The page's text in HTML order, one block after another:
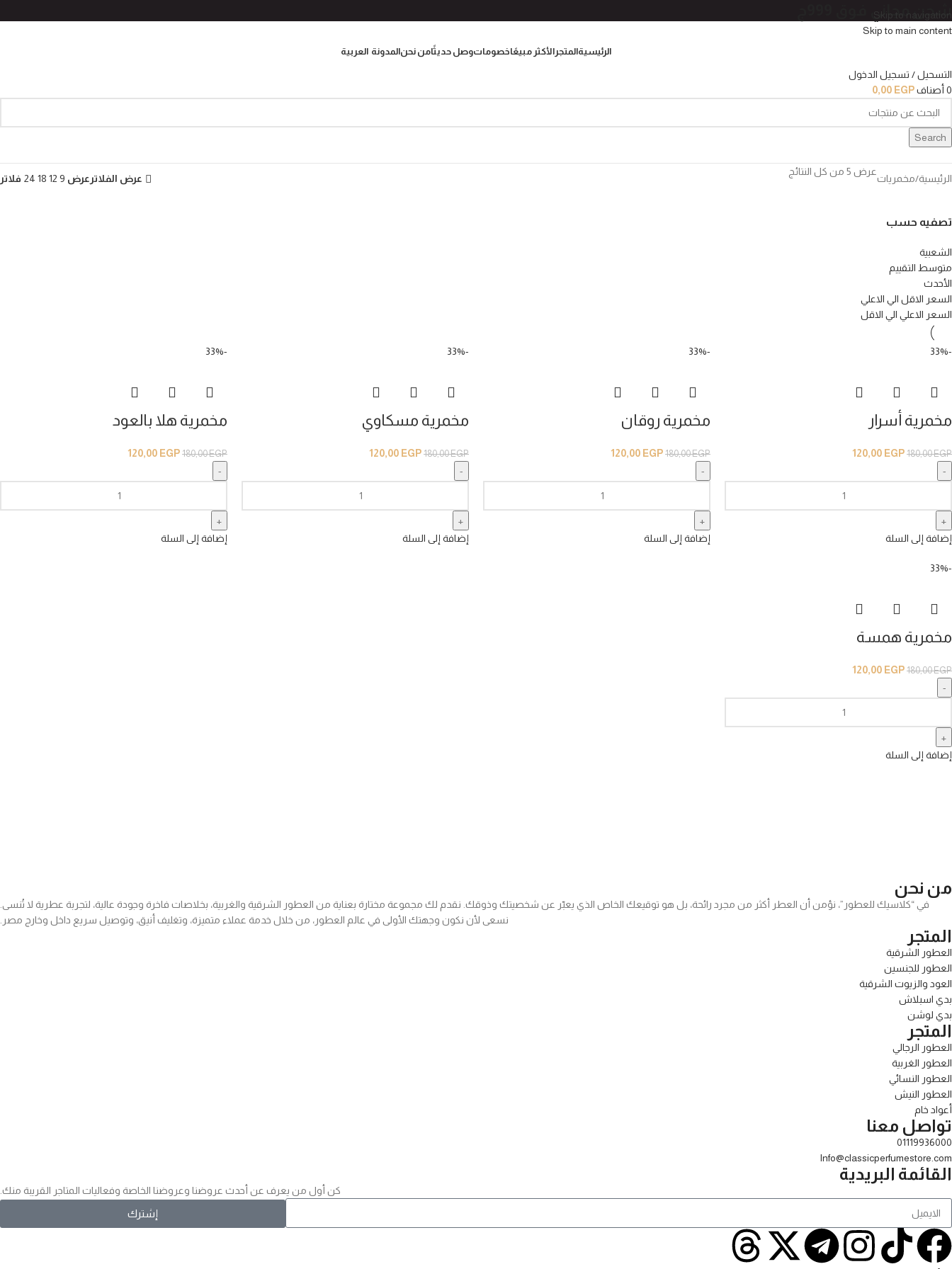
Skip to navigation
Skip to main content
شحن مجاني فوق 999ج
الرئيسيةالمتجرالأكثر مبيعًاخصوماتوصل حديثًامن نحنالمدونة العربية
التسحيل / تسجيل الدخول
0 أصناف 0,00 EGP
Search
الرئيسية مخمريات
عرض ⁦5⁩ من كل النتائج
عرض الفلاتر عرض 9
12
18
24 فلاتر
تصفيه حسب
الشعبية
متوسط التقييم
الأحدث
السعر الاقل الي الاعلي
السعر الاعلي الي الاقل
-33%
مخمرية أسرار
180,00EGP
120,00 EGP
إضافة إلى السلة
-33%
مخمرية روقان
180,00EGP
120,00 EGP
إضافة إلى السلة
-33%
مخمرية مسكاوي
180,00EGP
120,00 EGP
إضافة إلى السلة
-33%
مخمرية هلا بالعود
180,00EGP
120,00 EGP
إضافة إلى السلة
-33%
مخمرية همسة
180,00EGP
120,00 EGP
إضافة إلى السلة
من نحن
في “كلاسيك للعطور”، نؤمن أن العطر أكثر من مجرد رائحة، بل هو توقيعك الخاص الذي يعبّر عن شخصيتك وذوقك. نقدم لك مجموعة مختارة بعناية من العطور الشرقية والغربية، بخلاصات فاخرة وجودة عالية، لتجربة عطرية لا تُنسى.
نسعى لأن نكون وجهتك الأولى في عالم العطور، من خلال خدمة عملاء متميزة، وتغليف أنيق، وتوصيل سريع داخل وخارج مصر.
المتجر
العطور الشرقية
العطور للجنسين
العود والزيوت الشرقية
بدي اسبلاش
بدي لوشن
المتجر
العطور الرجالي
العطور الغربية
العطور النسائي
العطور النيش
أعواد خام
تواصل معنا
01119936000
Info@classicperfumestore.com
القائمة البريدية
كن أول من يعرف عن أحدث عروضنا وعروضنا الخاصة وفعاليات المتاجر القريبة منك.
إشترك